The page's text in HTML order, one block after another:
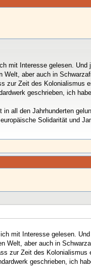
mit Interesse gelesen.
aber auch in
zur Zeit des Kolonialismus
geschrieben, ich
all den Jahrhunderten
Solidarität und
mit Interesse gelesen.
Welt, aber auch in
zur Zeit des
geschrieben, ich